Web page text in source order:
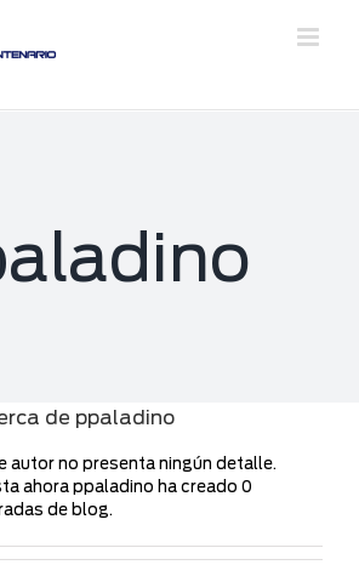
de ppaladino
autor no presenta ningún detalle.
ahora ppaladino ha creado 0
de blog.